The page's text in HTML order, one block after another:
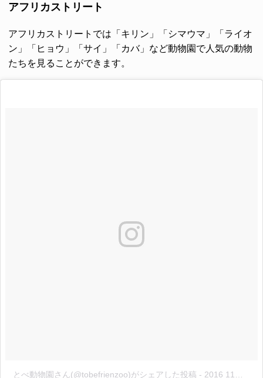
アフリカストリート
アフリカストリートでは「キリン」「シマウマ」「ライオ
ン」「ヒョウ」「サイ」「カバ」など動物園で人気の動物
たちを見ることができます。
とべ動物園さん(@tobefrienzoo)がシェアした投稿 - 2016 11月 20 4:13午後 PST